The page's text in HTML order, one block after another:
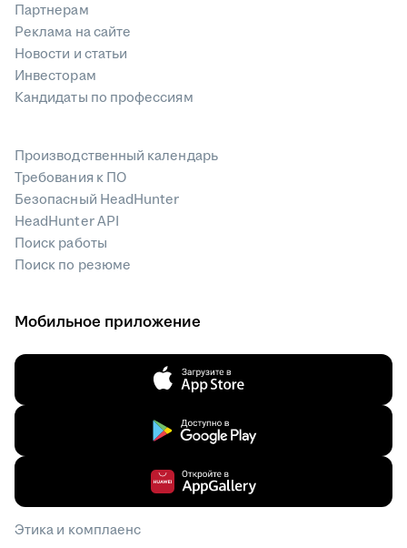
Партнерам
Реклама на сайте
Новости и статьи
Инвесторам
Кандидаты по профессиям
Производственный календарь
Требования к ПО
Безопасный HeadHunter
HeadHunter API
Поиск работы
Поиск по резюме
Мобильное приложение
Этика и комплаенс